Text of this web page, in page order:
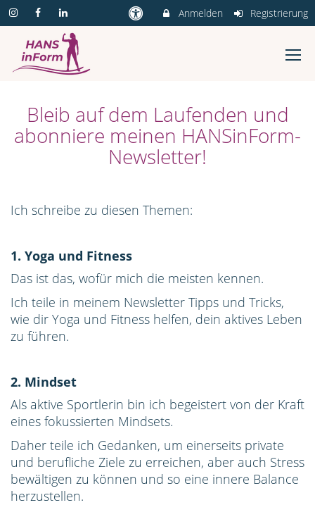
Anmelden Registrierung
Bleib auf dem Laufenden und
abonniere meinen HANSinForm-
Newsletter!
Ich schreibe zu diesen Themen:
1. Yoga und Fitness
Das ist das, wofür mich die meisten kennen.
Ich teile in meinem Newsletter Tipps und Tricks,
wie dir Yoga und Fitness helfen, dein aktives Leben
zu führen.
2. Mindset
Als aktive Sportlerin bin ich begeistert von der Kraft
eines fokussierten Mindsets.
Daher teile ich Gedanken, um einerseits private
und berufliche Ziele zu erreichen, aber auch Stress
bewältigen zu können und so eine innere Balance
herzustellen.